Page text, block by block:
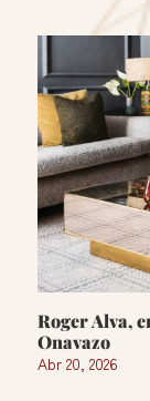
Roger Alva,
Onavazo
Abr 20, 2026